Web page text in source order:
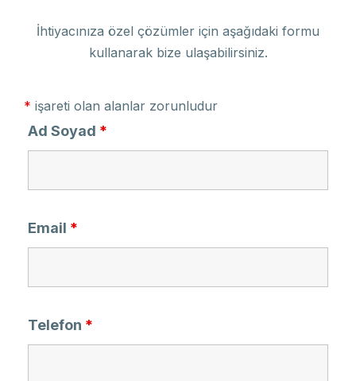
İhtiyacınıza özel çözümler için aşağıdaki formu
kullanarak bize ulaşabilirsiniz.
* işareti olan alanlar zorunludur
Ad Soyad *
Email *
Telefon *